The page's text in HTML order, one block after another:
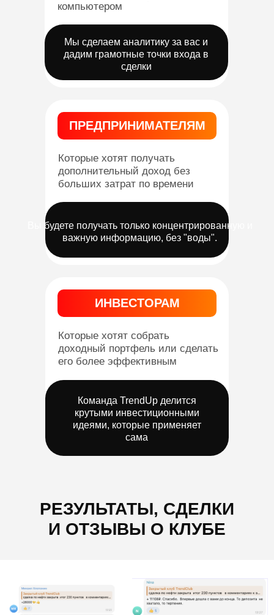
компьютером
Мы сделаем аналитику за вас и
дадим грамотные точки входа в
сделки
Которые хотят получать
дополнительный доход без
больших затрат по времени
Вы будете получать только концентрированную и
важную информацию, без "воды".
ПРЕДПРИНИМАТЕЛЯМ
Которые хотят собрать
доходный портфель или сделать
его более эффективным
Команда TrendUp делится
крутыми инвестиционными
идеями, которые применяет
сама
ИНВЕСТОРАМ
РЕЗУЛЬТАТЫ, СДЕЛКИ
И ОТЗЫВЫ О КЛУБЕ